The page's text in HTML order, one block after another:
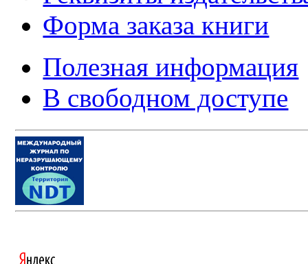
Форма заказа книги
Полезная информация
В свободном доступе